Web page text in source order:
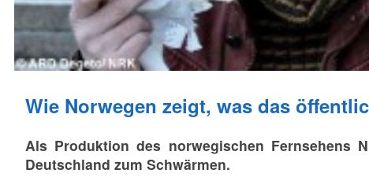
Wie Norwegen zeigt, was das
Als Produktion des norwegischen Fernsehens
Deutschland zum Schwärmen.